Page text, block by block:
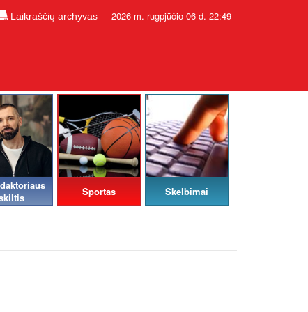
Laikraščių archyvas 2026 m. rugpjūčio 06 d. 22:49
Sportas Skelbimai